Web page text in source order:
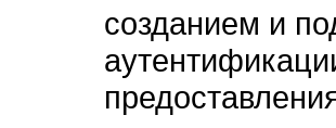
созданием и